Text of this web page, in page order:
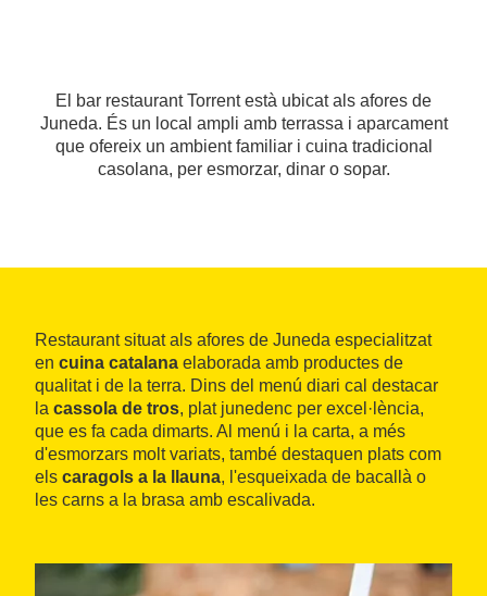
El bar restaurant Torrent està ubicat als afores de
Juneda. És un local ampli amb terrassa i aparcament
que ofereix un ambient familiar i cuina tradicional
casolana, per esmorzar, dinar o sopar.
Restaurant situat als afores de Juneda especialitzat
en cuina catalana elaborada amb productes de
qualitat i de la terra. Dins del menú diari cal destacar
la cassola de tros, plat junedenc per excel·lència,
que es fa cada dimarts. Al menú i la carta, a més
d'esmorzars molt variats, també destaquen plats com
els caragols a la llauna, l'esqueixada de bacallà o
les carns a la brasa amb escalivada.